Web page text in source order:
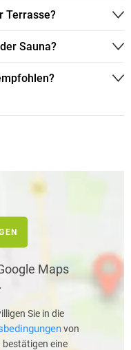
Terrasse?
Sauna?
Maps
Sie in die
von
eine